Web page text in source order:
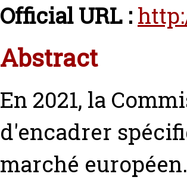
Official URL :
Abstract
En 2021, la
d'encadrer
marché